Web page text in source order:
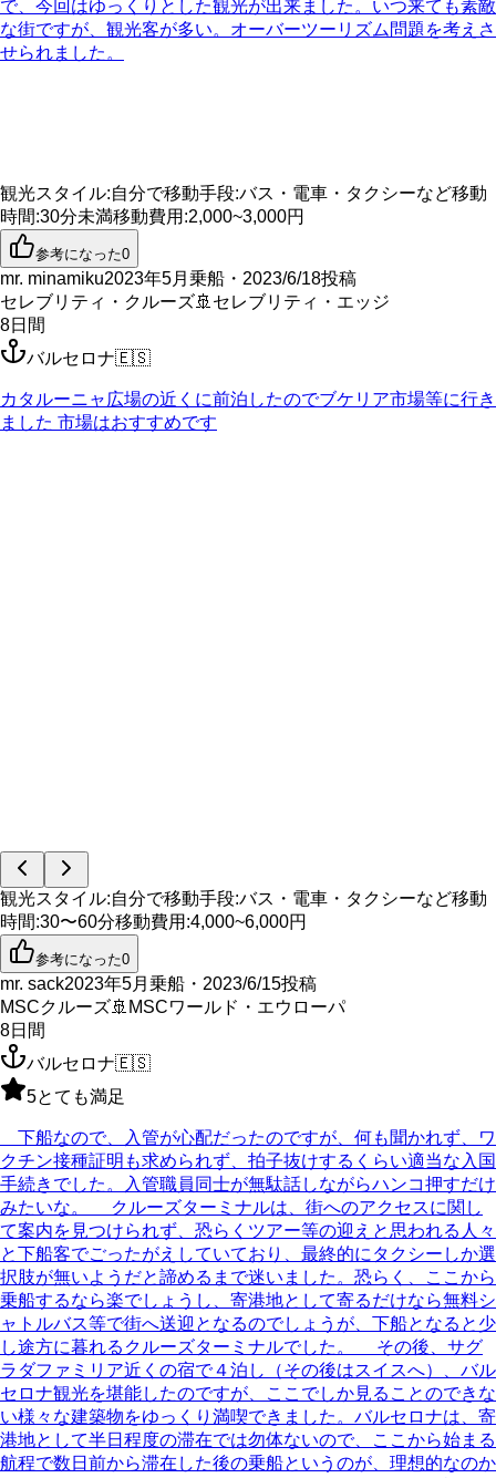
で、今回はゆっくりとした観光が出来ました。いつ来ても素敵
な街ですが、観光客が多い。オーバーツーリズム問題を考えさ
せられました。
観光スタイル:自分で移動手段:バス・電車・タクシーなど移動
時間:30分未満移動費用 :2,000~3,000円
参考になった0
mr. minamiku2023年5月乗船・2023/6/18投稿
セレブリティ・クルーズ🚢 セレブリティ・エッジ
8日間
バルセロナ🇪🇸
カタルーニャ広場の近くに前泊したのでブケリア市場等に行き
ました 市場はおすすめです
観光スタイル:自分で移動手段:バス・電車・タクシーなど移動
時間:30〜60分移動費用 :4,000~6,000円
参考になった0
mr. sack2023年5月乗船・2023/6/15投稿
MSCクルーズ🚢 MSCワールド・エウローパ
8日間
バルセロナ🇪🇸
5とても満足
下船なので、入管が心配だったのですが、何も聞かれず、ワ
クチン接種証明も求められず、拍子抜けするくらい適当な入国
手続きでした。入管職員同士が無駄話しながらハンコ押すだけ
みたいな。 クルーズターミナルは、街へのアクセスに関し
て案内を見つけられず、恐らくツアー等の迎えと思われる人々
と下船客でごったがえしていており、最終的にタクシーしか選
択肢が無いようだと諦めるまで迷いました。恐らく、ここから
乗船するなら楽でしょうし、寄港地として寄るだけなら無料シ
ャトルバス等で街へ送迎となるのでしょうが、下船となると少
し途方に暮れるクルーズターミナルでした。 その後、サグ
ラダファミリア近くの宿で４泊し（その後はスイスへ）、バル
セロナ観光を堪能したのですが、ここでしか見ることのできな
い様々な建築物をゆっくり満喫できました。バルセロナは、寄
港地として半日程度の滞在では勿体ないので、ここから始まる
航程で数日前から滞在した後の乗船というのが、理想的なのか